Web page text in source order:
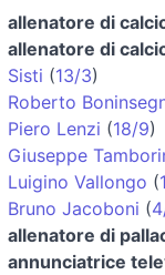
allenatore di
allenatore di
Sisti (13/3)
Roberto
Piero Lenzi (18/9)
Giuseppe
Luigino Vallongo (
Bruno Jacoboni (
allenatore di
annunciatrice